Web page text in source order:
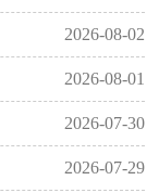
2026-08-02
2026-08-01
2026-07-30
2026-07-29